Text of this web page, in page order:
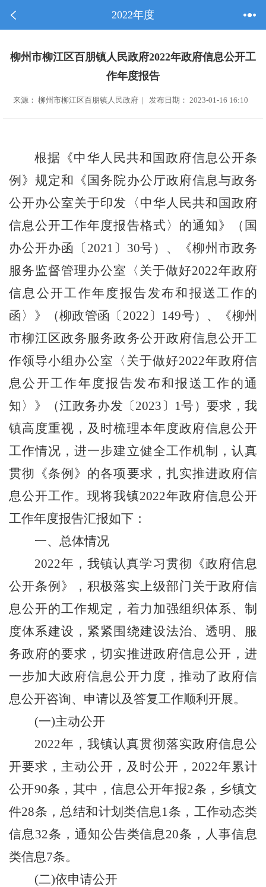
2022年度
柳州市柳江区百朋镇人民政府2022年政府信息公开工
作年度报告
来源： 柳州市柳江区百朋镇人民政府 | 发布日期： 2023-01-16 16:10
根据《中华人民共和国政府信息公开条
例》规定和《国务院办公厅政府信息与政务
公开办公室关于印发〈中华人民共和国政府
信息公开工作年度报告格式〉的通知》（国
办公开办函〔 2021 〕 30号）、《柳州市政务
服务监督管理办公室〈关于做好2022年政府
信息公开工作年度报告发布和报送工作的
函〉》（柳政管函〔 2022〕 149号）、《柳州
市柳江区政务服务政务公开政府信息公开工
作领导小组办公室〈关于做好2022年政府信
息公开工作年度报告发布和报送工作的通
知〉》（江政务办发〔2023 〕 1号）要求，我
镇高度重视，及时梳理本年度政府信息公开
工作情况，进一步建立健全工作机制，认真
贯彻《条例》的各项要求，扎实推进政府信
息公开工作。现将我镇2022年政府信息公开
工作年度报告汇报如下：
一、总体情况
2022年，我镇认真学习贯彻《政府信息
公开条例》，积极落实上级部门关于政府信
息公开的工作规定， 着力加强组织体系、制
度体系建设，紧紧围绕建设法治、透明、服
务政府的要求，切实推进政府信息公开，进
一步加大政府信息公开力度，推动了政府信
息公开咨询、申请以及答复工作顺利开展。
(一)主动公开
2022年，我镇认真贯彻落实政府信息公
开要求，主动公开，及时公开， 2022年累计
公开90条，其中，信息公开年报2条，乡镇文
件28条，总结和计划类信息1条，工作动态类
信息32条，通知公告类信息20条，人事信息
类信息7条。
(二)依申请公开